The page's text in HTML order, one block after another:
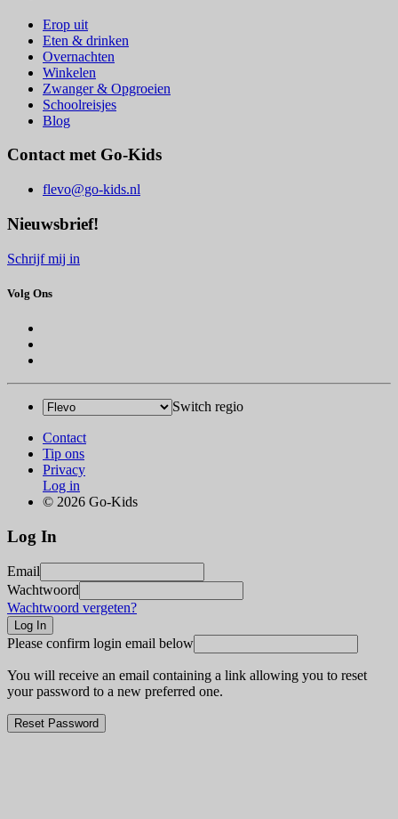
Erop uit
Eten & drinken
Overnachten
Winkelen
Zwanger & Opgroeien
Schoolreisjes
Blog
Contact met Go-Kids
flevo@go-kids.nl
Nieuwsbrief!
Schrijf mij in
Volg Ons
Switch regio
Contact
Tip ons
Privacy
Log in
© 2026 Go-Kids
Log In
Email
Wachtwoord
Wachtwoord vergeten?
Please confirm login email below
You will receive an email containing a link allowing you to reset
your password to a new preferred one.